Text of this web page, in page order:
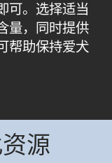
可。选择适当
量，同时提供
帮助保持爱犬
源